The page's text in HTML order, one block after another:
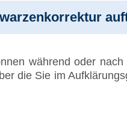
während oder
die Sie im